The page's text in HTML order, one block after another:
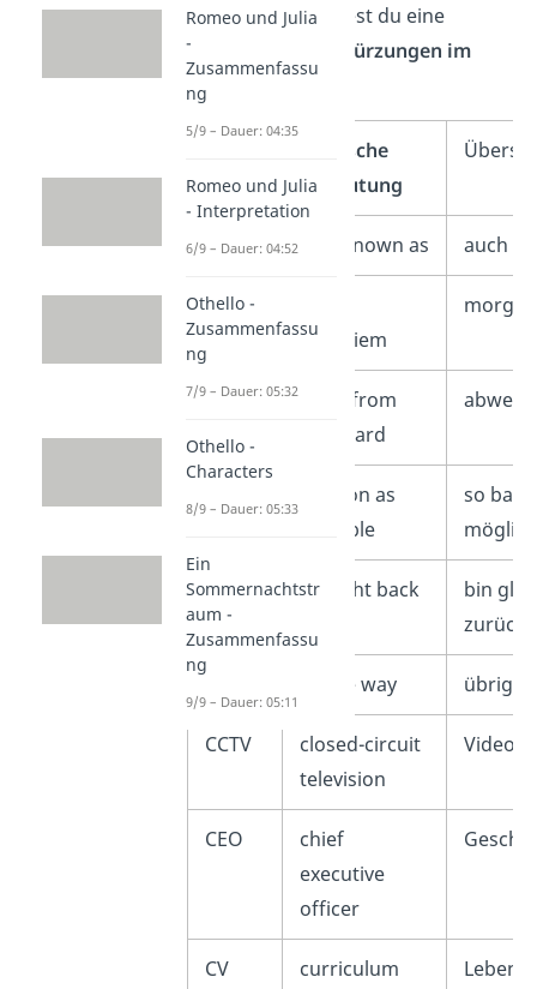
werden. Hier findest du eine
Übersicht
Abkürzungen im
Englischen
Englische
Bedeutung
aka also known as auch
a.m.
meridiem
AFK
away from
keyboard
as soon as
possible
so bald
möglich
BRB be right back
bin
zurück
by the way
CCTV
closed-circuit
television
CEO
chief
executive
officer
CV curriculum
Romeo und Julia
-
Zusammenfassu
ng
5/9 – Dauer: 04:35
Romeo und Julia
- Interpretation
6/9 – Dauer: 04:52
Othello -
Zusammenfassu
ng
7/9 – Dauer: 05:32
Othello -
Characters
8/9 – Dauer: 05:33
Ein
Sommernachtstr
aum -
Zusammenfassu
ng
9/9 – Dauer: 05:11